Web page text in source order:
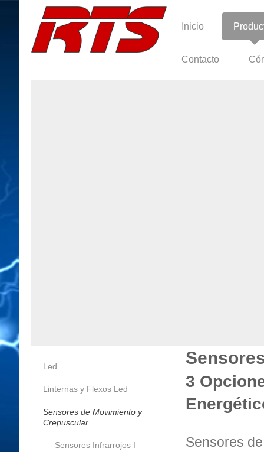
Inicio
Contacto
3
Sensores
Led
Linternas y Flexos Led
Sensores de Movimiento y
Crepuscular
Sensores Infrarrojos I